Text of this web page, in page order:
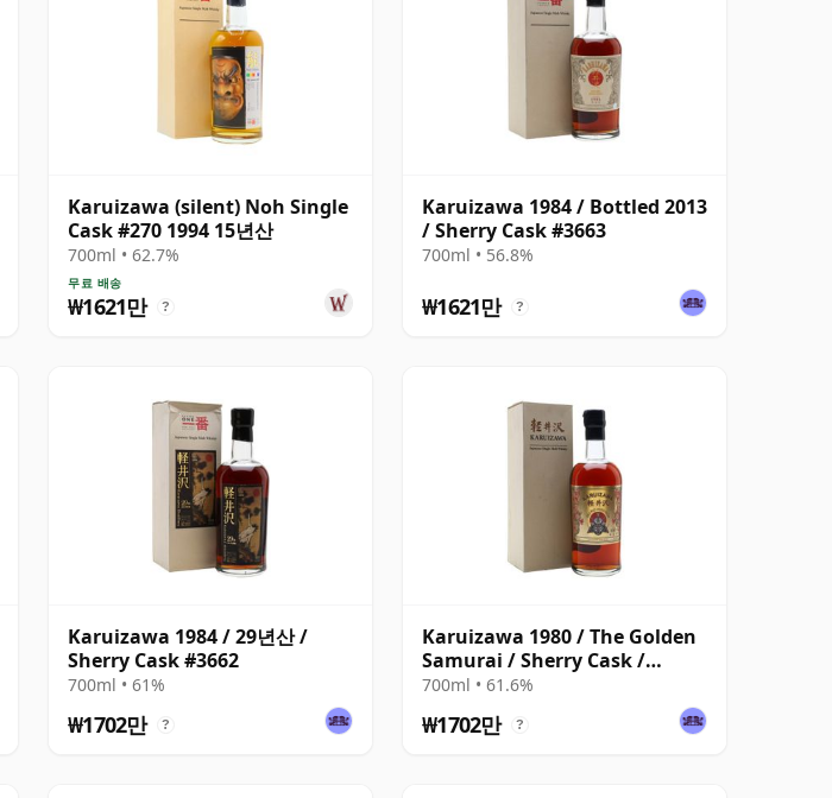
Karuizawa (silent) Noh Single
Cask #270 1994 15년산
700ml • 62.7%
무료 배송
₩1621만 ?
Karuizawa 1984 / Bottled 2013
/ Sherry Cask #3663
700ml • 56.8%
₩1621만 ?
Karuizawa 1984 / 29년산 /
Sherry Cask #3662
700ml • 61%
₩1702만 ?
Karuizawa 1980 / The Golden
Samurai / Sherry Cask /
Bottled 2015
700ml • 61.6%
₩1702만 ?